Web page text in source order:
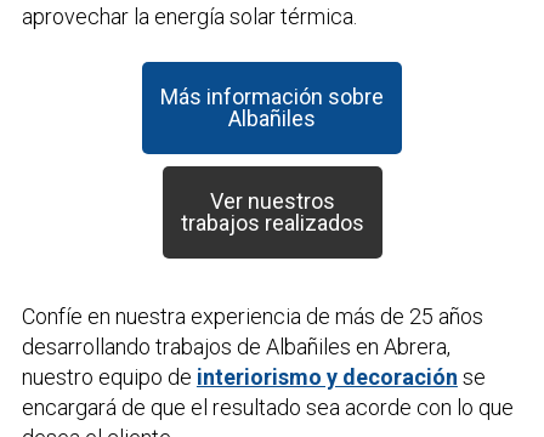
aprovechar la energía solar térmica.
Más información sobre
Albañiles
Ver nuestros
trabajos realizados
Confíe en nuestra experiencia de más de 25 años
desarrollando trabajos de Albañiles en Abrera,
nuestro equipo de interiorismo y decoración se
encargará de que el resultado sea acorde con lo que